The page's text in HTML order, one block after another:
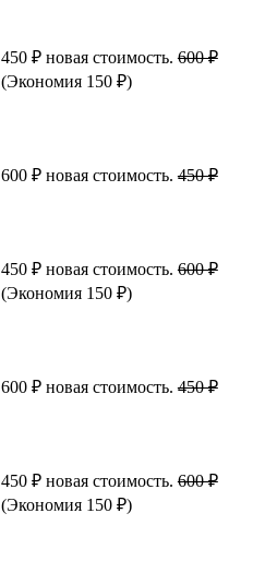
450 ₽ новая стоимость.600 ₽
(Экономия 150 ₽)
600 ₽ новая стоимость.450 ₽
450 ₽ новая стоимость.600 ₽
(Экономия 150 ₽)
600 ₽ новая стоимость.450 ₽
450 ₽ новая стоимость.600 ₽
(Экономия 150 ₽)